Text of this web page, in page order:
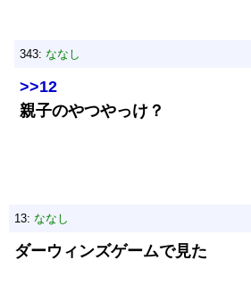
343: ななし
>>12
親子のやつやっけ？
13: ななし
ダーウィンズゲームで見た